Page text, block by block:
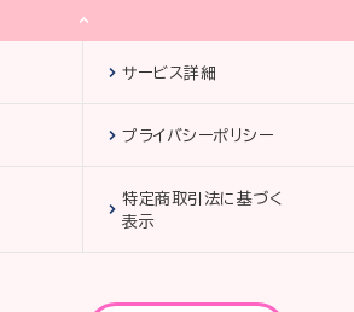
サービス詳細
プライバシーポリシー
特定商取引法に基づく
表示